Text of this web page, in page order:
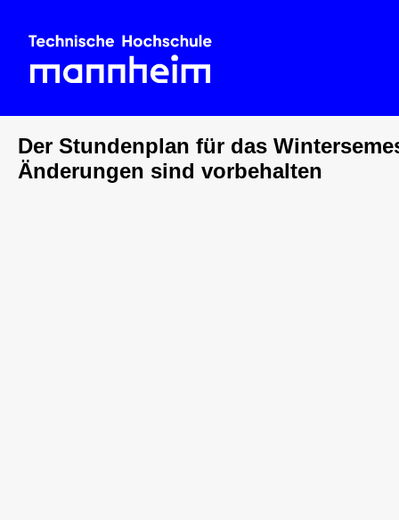
Der Stundenplan für das
Änderungen sind vorbehalten